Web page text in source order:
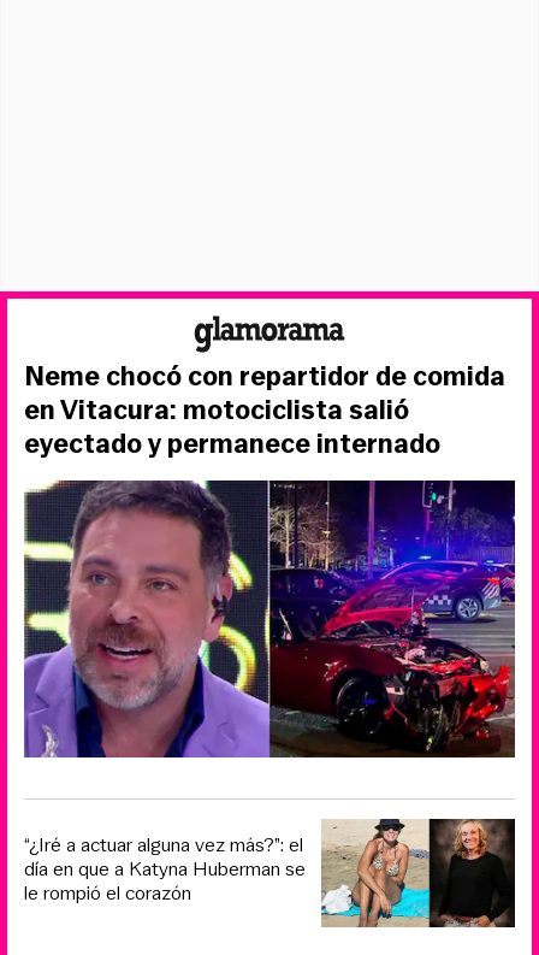
Neme chocó con repartidor de comida
en Vitacura: motociclista salió
eyectado y permanece internado
“¿Iré a actuar alguna vez más?”: el
día en que a Katyna Huberman se
le rompió el corazón